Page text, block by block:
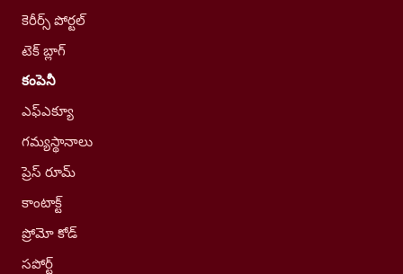
కెరీర్స్ పోర్టల్
టెక్ బ్లాగ్
కంపెనీ
ఎఫ్ఎక్యూ
గమ్యస్థానాలు
ప్రెస్ రూమ్
కాంటాక్ట్
ప్రోమో కోడ్
సపోర్ట్